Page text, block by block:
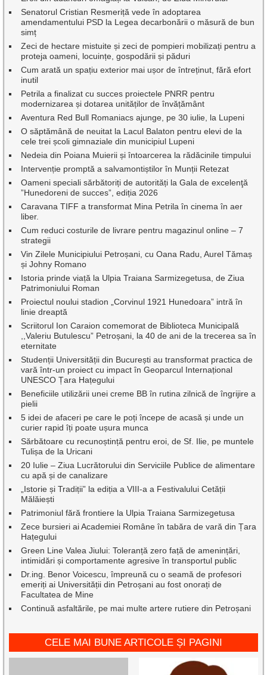
Senatorul Cristian Resmeriță vede în adoptarea
amendamentului PSD la Legea decarbonării o măsură de bun
simț
Zeci de hectare mistuite și zeci de pompieri mobilizați pentru a
proteja oameni, locuințe, gospodării și păduri
Cum arată un spațiu exterior mai ușor de întreținut, fără efort
inutil
Petrila a finalizat cu succes proiectele PNRR pentru
modernizarea și dotarea unităților de învățământ
Aventura Red Bull Romaniacs ajunge, pe 30 iulie, la Lupeni
O săptămână de neuitat la Lacul Balaton pentru elevi de la
cele trei școli gimnaziale din municipiul Lupeni
Nedeia din Poiana Muierii și întoarcerea la rădăcinile timpului
Intervenție promptă a salvamontiștilor în Munții Retezat
Oameni speciali sărbătoriți de autorități la Gala de excelenţă
”Hunedoreni de succes”, ediția 2026
Caravana TIFF a transformat Mina Petrila în cinema în aer
liber.
Cum reduci costurile de livrare pentru magazinul online – 7
strategii
Vin Zilele Municipiului Petroșani, cu Oana Radu, Aurel Tămaș
și Johny Romano
Istoria prinde viață la Ulpia Traiana Sarmizegetusa, de Ziua
Patrimoniului Roman
Proiectul noului stadion „Corvinul 1921 Hunedoara” intră în
linie dreaptă
Scriitorul Ion Caraion comemorat de Biblioteca Municipală
,,Valeriu Butulescu” Petroșani, la 40 de ani de la trecerea sa în
eternitate
Studenții Universității din București au transformat practica de
vară într-un proiect cu impact în Geoparcul Internațional
UNESCO Țara Hațegului
Beneficiile utilizării unei creme BB în rutina zilnică de îngrijire a
pielii
5 idei de afaceri pe care le poți începe de acasă și unde un
curier rapid îți poate ușura munca
Sărbătoare cu recunoștință pentru eroi, de Sf. Ilie, pe muntele
Tulișa de la Uricani
20 Iulie – Ziua Lucrătorului din Serviciile Publice de alimentare
cu apă și de canalizare
„Istorie și Tradiții” la ediția a VIII-a a Festivalului Cetății
Mălăiești
Patrimoniul fără frontiere la Ulpia Traiana Sarmizegetusa
Zece bursieri ai Academiei Române în tabăra de vară din Țara
Hațegului
Green Line Valea Jiului: Toleranță zero față de amenințări,
intimidări și comportamente agresive în transportul public
Dr.ing. Benor Voicescu, împreună cu o seamă de profesori
emeriți ai Universității din Petroșani au fost onorați de
Facultatea de Mine
Continuă asfaltările, pe mai multe artere rutiere din Petroșani
CELE MAI BUNE ARTICOLE ȘI PAGINI